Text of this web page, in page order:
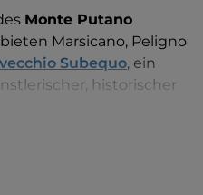
Monte Putano
Marsicano, Peligno
Subequo, ein
historischer